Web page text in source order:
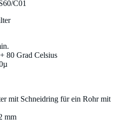
C01
80 Grad Celsius
mit Schneidring für ein Rohr mit
mm